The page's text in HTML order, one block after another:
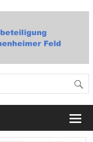
Feld